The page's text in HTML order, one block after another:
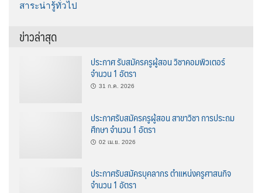
สาระน่ารู้ทั่วไป
ข่าวล่าสุด
ประกาศ รับสมัครครูผู้สอน วิชาคอมพิวเตอร์
จำนวน 1 อัตรา
31 ก.ค. 2026
ประกาศรับสมัครครูผู้สอน สาขาวิชา การประถม
ศึกษา จำนวน 1 อัตรา
02 เม.ย. 2026
ประกาศรับสมัครบุคลากร ตำแหน่งครูศาสนกิจ
จำนวน 1 อัตรา